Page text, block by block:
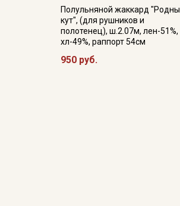
Полульняной жаккард "Родны
кут", (для рушников и
полотенец), ш.2.07м, лен-51%,
хл-49%, раппорт 54см
950 руб.